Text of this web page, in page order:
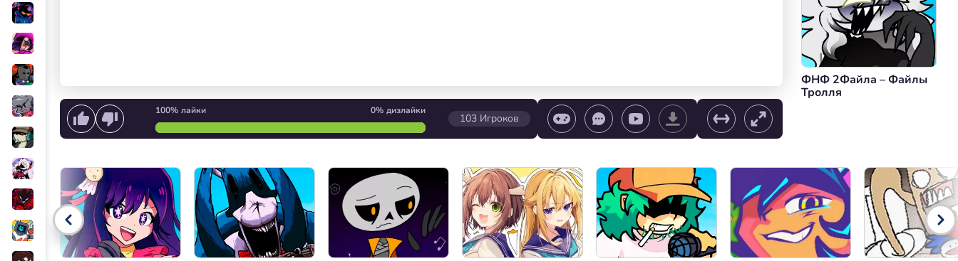
100% лайки 0% дизлайки
103 Игроков
Начать петь или Запуск игры/ Остановить игру/ Выбор уровня
Управление громкостью Вернуться назад
ФНФ 2Файла – Файлы
Тролля